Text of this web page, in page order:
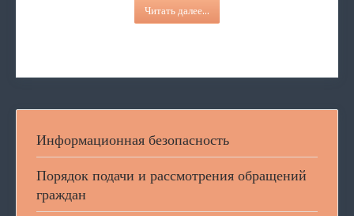
Читать далее...
Информационная безопасность
Порядок подачи и рассмотрения обращений
граждан